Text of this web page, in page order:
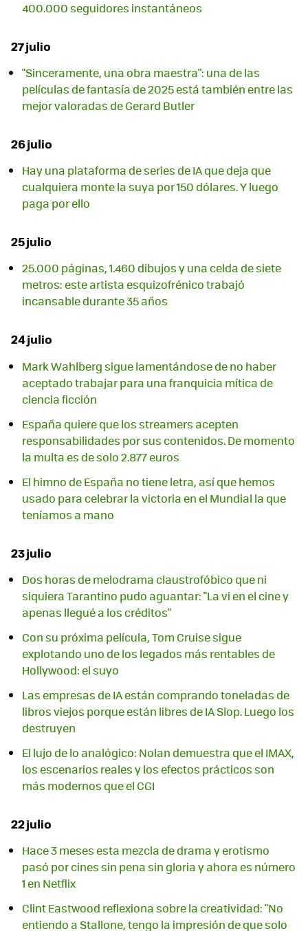
400.000 seguidores instantáneos
27 julio
"Sinceramente, una obra maestra": una de las
películas de fantasía de 2025 está también entre las
mejor valoradas de Gerard Butler
26 julio
Hay una plataforma de series de IA que deja que
cualquiera monte la suya por 150 dólares. Y luego
paga por ello
25 julio
25.000 páginas, 1.460 dibujos y una celda de siete
metros: este artista esquizofrénico trabajó
incansable durante 35 años
24 julio
Mark Wahlberg sigue lamentándose de no haber
aceptado trabajar para una franquicia mítica de
ciencia ficción
España quiere que los streamers acepten
responsabilidades por sus contenidos. De momento
la multa es de solo 2.877 euros
El himno de España no tiene letra, así que hemos
usado para celebrar la victoria en el Mundial la que
teníamos a mano
23 julio
Dos horas de melodrama claustrofóbico que ni
siquiera Tarantino pudo aguantar: "La vi en el cine y
apenas llegué a los créditos"
Con su próxima película, Tom Cruise sigue
explotando uno de los legados más rentables de
Hollywood: el suyo
Las empresas de IA están comprando toneladas de
libros viejos porque están libres de IA Slop. Luego los
destruyen
El lujo de lo analógico: Nolan demuestra que el IMAX,
los escenarios reales y los efectos prácticos son
más modernos que el CGI
22 julio
Hace 3 meses esta mezcla de drama y erotismo
pasó por cines sin pena sin gloria y ahora es número
1 en Netflix
Clint Eastwood reflexiona sobre la creatividad: "No
entiendo a Stallone, tengo la impresión de que solo